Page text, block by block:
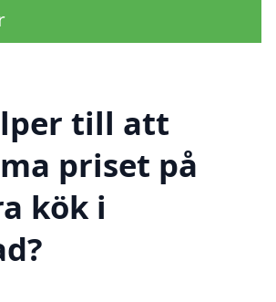
till att
priset på
kök i